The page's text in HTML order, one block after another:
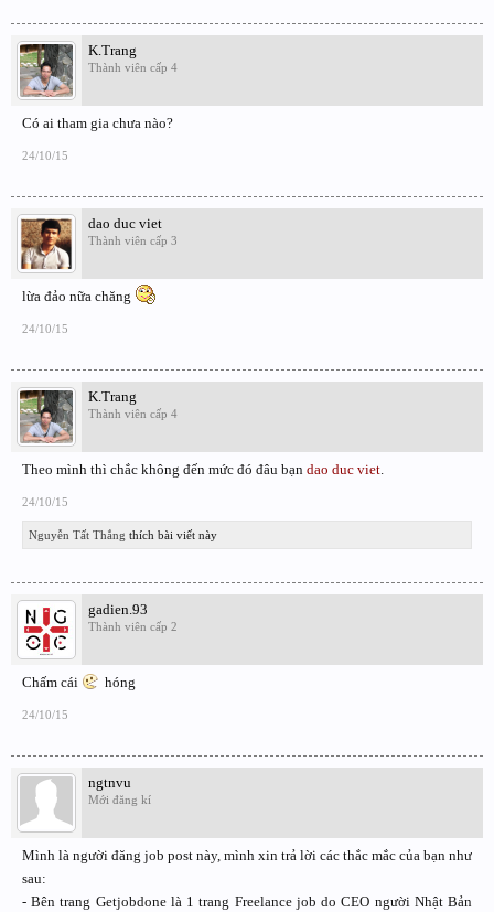
K.Trang
Thành viên cấp 4
Có ai tham gia chưa nào?
24/10/15
dao duc viet
Thành viên cấp 3
lừa đảo nữa chăng
24/10/15
K.Trang
Thành viên cấp 4
Theo mình thì chắc không đến mức đó đâu bạn dao duc viet.
24/10/15
Nguyễn Tất Thắng thích bài viết này
gadien.93
Thành viên cấp 2
Chấm cái hóng
24/10/15
ngtnvu
Mới đăng kí
Mình là người đăng job post này, mình xin trả lời các thắc mắc của bạn như
sau:
- Bên trang Getjobdone là 1 trang Freelance job do CEO người Nhật Bản